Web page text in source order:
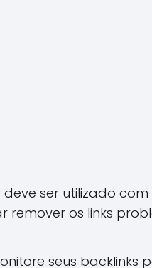
deve ser utilizado
remover os links
seus